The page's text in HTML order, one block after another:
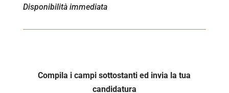
Disponibilità immediata
Compila i campi sottostanti ed invia la tua
candidatura